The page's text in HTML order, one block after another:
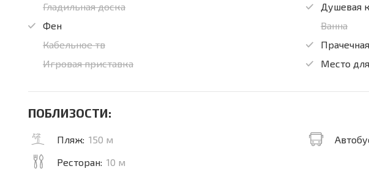
Гладильная доска
Фен
Кабельное тв
Игровая приставка
Душевая
Ванна
Прачечная
Место
ПОБЛИЗОСТИ:
Пляж: 150 м
Ресторан: 10 м